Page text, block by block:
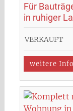
Für
in ruhiger
VERKAUFT
weitere